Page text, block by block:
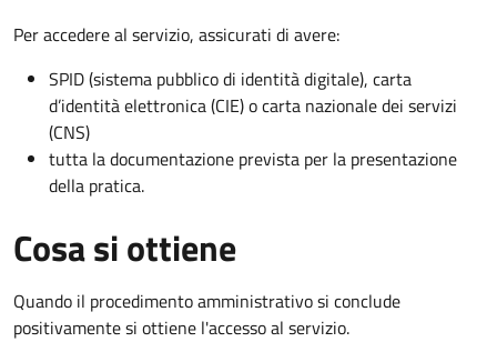
Per accedere al servizio, assicurati di avere:
SPID (sistema pubblico di identità digitale), carta
d’identità elettronica (CIE) o carta nazionale dei servizi
(CNS)
tutta la documentazione prevista per la presentazione
della pratica.
Cosa si ottiene
Quando il procedimento amministrativo si conclude
positivamente si ottiene l'accesso al servizio.